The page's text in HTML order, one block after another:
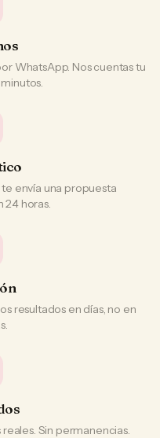
WhatsApp. Nos cuentas tu
te envía una propuesta
24 horas.
resultados en días, no en
Sin permanencias.